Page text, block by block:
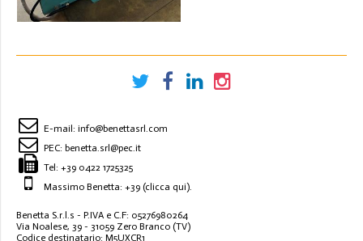
IDLE AND MOTORIZED
PORTATA CIRCA 100 TON
E-mail: info@benettasrl.com
PEC: benetta.srl@pec.it
Tel: +39 0422 1725325
Massimo Benetta: +39 (clicca qui).
Benetta S.r.l.s - P.IVA e C.F: 05276980264
Via Noalese, 39 - 31059 Zero Branco (TV)
Codice destinatario: M5UXCR1